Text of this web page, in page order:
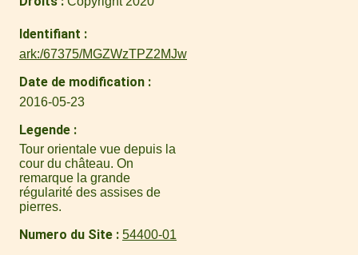
Identifiant
ark:/67375/MGZWzTPZ2MJw
Date de modification
2016-05-23
Legende
Tour orientale vue depuis la
cour du château. On
remarque la grande
régularité des assises de
pierres.
Numero du Site 54400-01